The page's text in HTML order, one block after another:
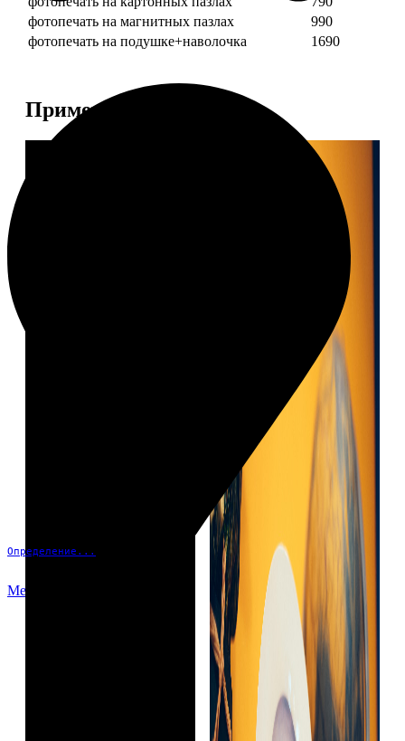
Определение...
Меню
фотопечать на магнитных пазлах
990
фотопечать на подушке+наволочка
1690
Примеры работ